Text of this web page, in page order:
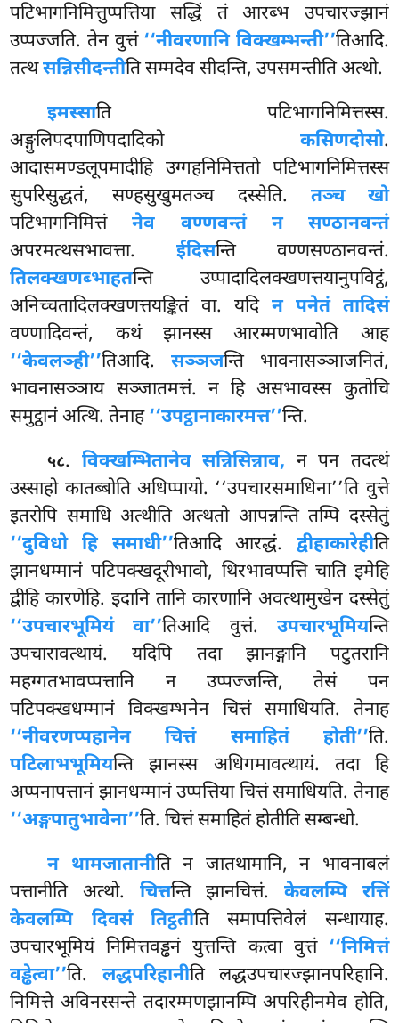
पटिभागनिमित्तुप्पत्तिया सद्धिं तं आरब्भ उपचारज्झानं
उप्पज्जति. तेन वुत्तं ‘‘नीवरणानि विक्खम्भन्ती’’तिआदि.
तत्थसन्निसीदन्तीति सम्मदेव सीदन्ति, उपसमन्तीति अत्थो.
इमस्साति पटिभागनिमित्तस्स.
अङ्गुलिपदपाणिपदादिको कसिणदोसो.
आदासमण्डलूपमादीहि उग्गहनिमित्ततो पटिभागनिमित्तस्स
सुपरिसुद्धतं, सण्हसुखुमतञ्च दस्सेति. तञ्च खो
पटिभागनिमित्तंनेव वण्णवन्तं न सण्ठानवन्तं
अपरमत्थसभावत्ता. ईदिसन्ति वण्णसण्ठानवन्तं.
तिलक्खणब्भाहतन्ति उप्पादादिलक्खणत्तयानुपविट्ठं,
अनिच्चतादिलक्खणत्तयङ्कितं वा. यदि न पनेतं तादिसं
वण्णादिवन्तं, कथं झानस्स आरम्मणभावोति आह
‘‘केवलञ्ही’’तिआदि. सञ्ञजन्ति भावनासञ्ञाजनितं,
भावनासञ्ञाय सञ्जातमत्तं. न हि असभावस्स कुतोचि
समुट्ठानं अत्थि. तेनाह‘‘उपट्ठानाकारमत्त’’न्ति.
५८. विक्खम्भितानेव सन्निसिन्नाव, न पन तदत्थं
उस्साहो कातब्बोति अधिप्पायो. ‘‘उपचारसमाधिना’’ति वुत्ते
इतरोपि समाधि अत्थीति अत्थतो आपन्नन्ति तम्पि दस्सेतुं
‘‘दुविधो हि समाधी’’तिआदि आरद्धं. द्वीहाकारेहीति
झानधम्मानं पटिपक्खदूरीभावो, थिरभावप्पत्ति चाति इमेहि
द्वीहि कारणेहि. इदानि तानि कारणानि अवत्थामुखेन दस्सेतुं
‘‘उपचारभूमियं वा’’तिआदि वुत्तं. उपचारभूमियन्ति
उपचारावत्थायं. यदिपि तदा झानङ्गानि पटुतरानि
महग्गतभावप्पत्तानि न उप्पज्जन्ति, तेसं पन
पटिपक्खधम्मानं विक्खम्भनेन चित्तं समाधियति. तेनाह
‘‘नीवरणप्पहानेन चित्तं समाहितं होती’’ति.
पटिलाभभूमियन्ति झानस्स अधिगमावत्थायं. तदा हि
अप्पनापत्तानं झानधम्मानं उप्पत्तिया चित्तं समाधियति. तेनाह
‘‘अङ्गपातुभावेना’’ति. चित्तं समाहितं होतीति सम्बन्धो.
न थामजातानीति न जातथामानि, न भावनाबलं
पत्तानीति अत्थो. चित्तन्ति झानचित्तं.केवलम्पि रत्तिं
केवलम्पि दिवसं तिट्ठतीति समापत्तिवेलं सन्धायाह.
उपचारभूमियं निमित्तवड्ढनं युत्तन्ति कत्वा वुत्तं ‘‘निमित्तं
वड्ढेत्वा’’ति. लद्धपरिहानीति लद्धउपचारज्झानपरिहानि.
निमित्ते अविनस्सन्ते तदारम्मणझानम्पि अपरिहीनमेव होति,